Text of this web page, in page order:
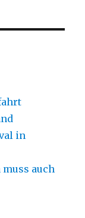
in
auch